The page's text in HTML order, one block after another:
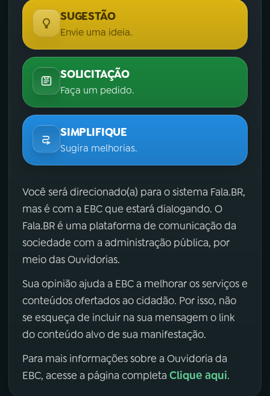
SUGESTÃO
Envie uma ideia.
SOLICITAÇÃO
Faça um pedido.
SIMPLIFIQUE
Sugira melhorias.
Você será direcionado(a) para o sistema Fala.BR,
mas é com a EBC que estará dialogando. O
Fala.BR é uma plataforma de comunicação da
sociedade com a administração pública, por
meio das Ouvidorias.
Sua opinião ajuda a EBC a melhorar os serviços e
conteúdos ofertados ao cidadão. Por isso, não
se esqueça de incluir na sua mensagem o link
do conteúdo alvo de sua manifestação.
Para mais informações sobre a Ouvidoria da
EBC, acesse a página completa Clique aqui.